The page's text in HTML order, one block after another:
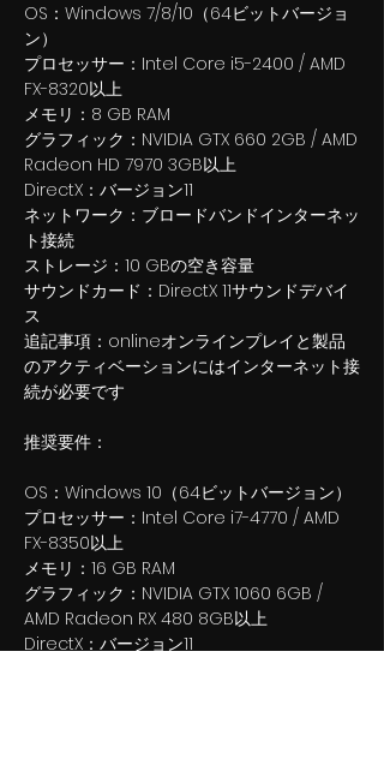
OS：Windows 7/8/10（64ビットバージョ
ン）
プロセッサー：Intel Core i5-2400 / AMD
FX-8320以上
メモリ：8 GB RAM
グラフィック：NVIDIA GTX 660 2GB / AMD
Radeon HD 7970 3GB以上
DirectX：バージョン11
ネットワーク：ブロードバンドインターネッ
ト接続
ストレージ：10 GBの空き容量
サウンドカード：DirectX 11サウンドデバイ
ス
追記事項：onlineオンラインプレイと製品
のアクティベーションにはインターネット接
続が必要です
推奨要件：
OS：Windows 10（64ビットバージョン）
プロセッサー：Intel Core i7-4770 / AMD
FX-8350以上
メモリ：16 GB RAM
グラフィック：NVIDIA GTX 1060 6GB /
AMD Radeon RX 480 8GB以上
DirectX：バージョン11